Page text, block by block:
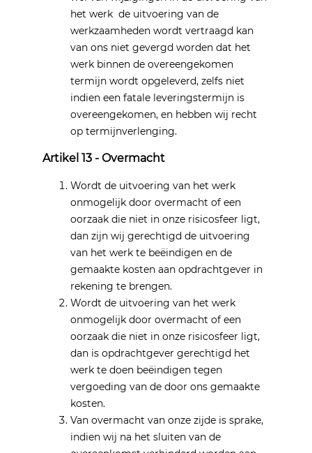
het werk de uitvoering van de
werkzaamheden wordt vertraagd kan
van ons niet gevergd worden dat het
werk binnen de overeengekomen
termijn wordt opgeleverd, zelfs niet
indien een fatale leveringstermijn is
overeengekomen, en hebben wij recht
op termijnverlenging.
Artikel 13 - Overmacht
Wordt de uitvoering van het werk
onmogelijk door overmacht of een
oorzaak die niet in onze risicosfeer ligt,
dan zijn wij gerechtigd de uitvoering
van het werk te beëindigen en de
gemaakte kosten aan opdrachtgever in
rekening te brengen.
Wordt de uitvoering van het werk
onmogelijk door overmacht of een
oorzaak die niet in onze risicosfeer ligt,
dan is opdrachtgever gerechtigd het
werk te doen beëindigen tegen
vergoeding van de door ons gemaakte
kosten.
Van overmacht van onze zijde is sprake,
indien wij na het sluiten van de